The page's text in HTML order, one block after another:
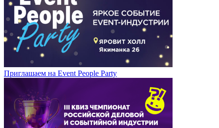
Приглашаем на Event People Party